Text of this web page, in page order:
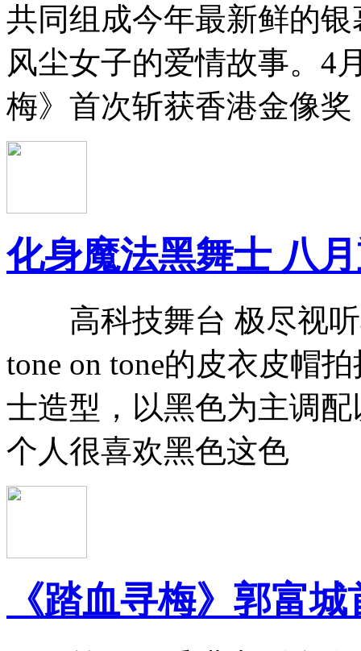
共同组成今年最新鲜的
风尘女子的爱情故事。4
梅》首次斩获香港金像奖
化身魔法黑舞士 八
高科技舞台 极尽视
tone on tone的皮衣皮帽
士造型，以黑色为主调
个人很喜欢黑色这色
《踏血寻梅》郭富